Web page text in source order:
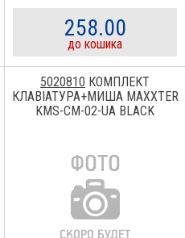
258.00
до кошика
5020810 КОМПЛЕКТ
КЛАВІАТУРА+МИША MAXXTER
KMS-CM-02-UA BLACK